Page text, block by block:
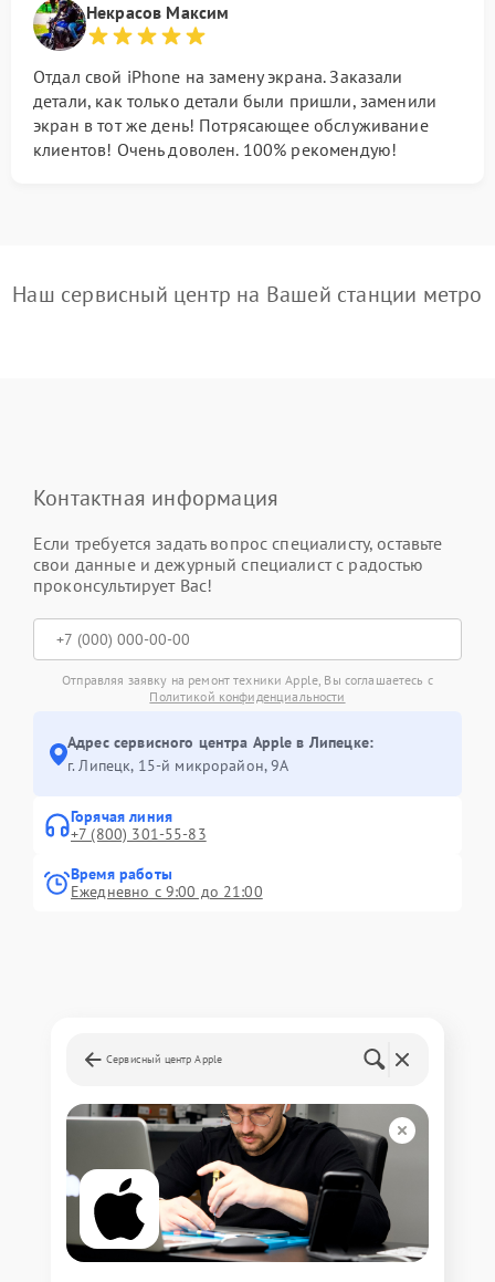
Некрасов Максим
Отдал свой iPhone на замену экрана. Заказали
детали, как только детали были пришли, заменили
экран в тот же день! Потрясающее обслуживание
клиентов! Очень доволен. 100% рекомендую!
Наш сервисный центр на Вашей станции метро
Контактная информация
Если требуется задать вопрос специалисту, оставьте
свои данные и дежурный специалист с радостью
проконсультирует Вас!
Отправляя заявку на ремонт техники Apple, Вы соглашаетесь с
Политикой конфиденциальности
Адрес сервисного центра Apple в Липецке:
г. Липецк, 15-й микрорайон, 9А
Горячая линия
+7 (800) 301-55-83
Время работы
Ежедневно с 9:00 до 21:00
Сервисный центр Apple